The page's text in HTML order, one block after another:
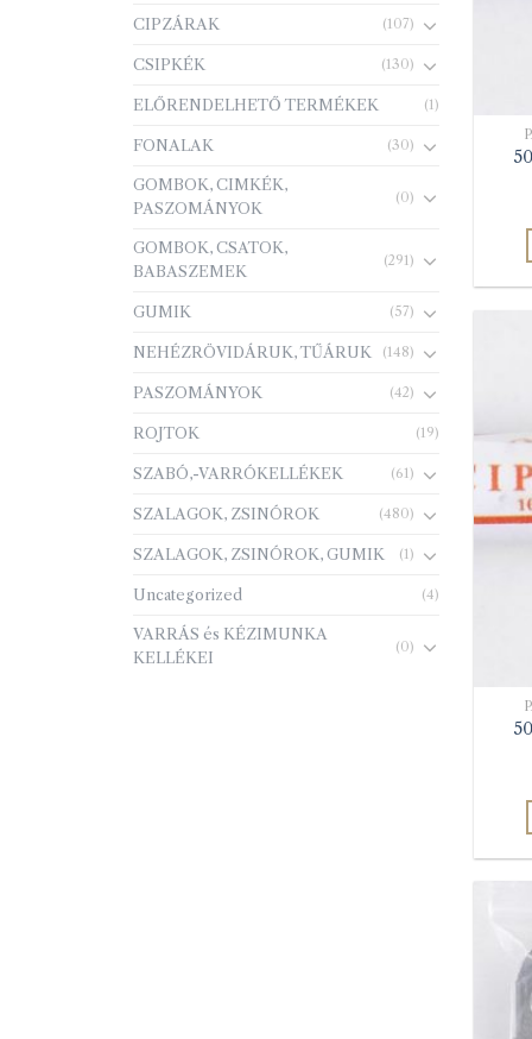
CIPZÁRAK (107)
CSIPKÉK (130)
ELŐRENDELHETŐ TERMÉKEK (1)
FONALAK (30)
GOMBOK, CIMKÉK,
PASZOMÁNYOK
(0)
GOMBOK, CSATOK,
BABASZEMEK
(291)
GUMIK (57)
NEHÉZRÖVIDÁRUK, TŰÁRUK (148)
PASZOMÁNYOK (42)
ROJTOK (19)
SZABÓ,-VARRÓKELLÉKEK (61)
SZALAGOK, ZSINÓROK (480)
SZALAGOK, ZSINÓROK, GUMIK (1)
Uncategorized (4)
VARRÁS és KÉZIMUNKA
KELLÉKEI
(0)